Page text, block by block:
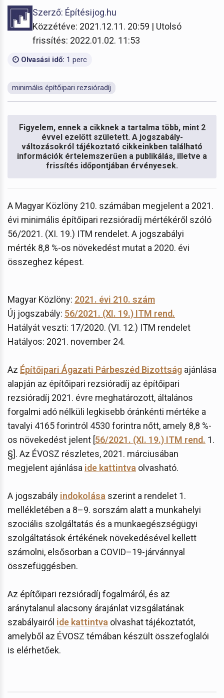
Szerző: Építésijog.hu
Közzétéve: 2021.12.11. 20:59 | Utolsó
frissítés: 2022.01.02. 11:53
Olvasási idő: 1 perc
minimális építőipari rezsióradíj
Figyelem, ennek a cikknek a tartalma több, mint 2
évvel ezelőtt született. A jogszabály-
változásokról tájékoztató cikkeinkben található
információk értelemszerűen a publikálás, illetve a
frissítés időpontjában érvényesek.
A Magyar Közlöny 210. számában megjelent a 2021.
évi minimális építőipari rezsióradíj mértékéről szóló
56/2021. (XI. 19.) ITM rendelet. A jogszabályi
mérték 8,8 %-os növekedést mutat a 2020. évi
összeghez képest.
Magyar Közlöny: 2021. évi 210. szám
Új jogszabály: 56/2021. (XI. 19.) ITM rend.
Hatályát veszti: 17/2020. (VI. 12.) ITM rendelet
Hatályos: 2021. november 24.
Az Építőipari Ágazati Párbeszéd Bizottság ajánlása
alapján az építőipari rezsióradíj az építőipari
rezsióradíj 2021. évre meghatározott, általános
forgalmi adó nélküli legkisebb óránkénti mértéke a
tavalyi 4165 forintról 4530 forintra nőtt, amely 8,8 %-
os növekedést jelent [56/2021. (XI. 19.) ITM rend. 1.
§]. Az ÉVOSZ részletes, 2021. márciusában
megjelent ajánlása ide kattintva olvasható.
A jogszabály indokolása szerint a rendelet 1.
mellékletében a 8–9. sorszám alatt a munkahelyi
szociális szolgáltatás és a munkaegészségügyi
szolgáltatások értékének növekedésével kellett
számolni, elsősorban a COVID–19-járvánnyal
összefüggésben.
Az építőipari rezsióradíj fogalmáról, és az
aránytalanul alacsony árajánlat vizsgálatának
szabályairól ide kattintva olvashat tájékoztatót,
amelyből az ÉVOSZ témában készült összefoglalói
is elérhetőek.